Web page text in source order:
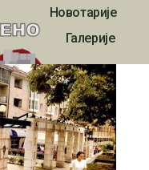
Новотарије
Галерије